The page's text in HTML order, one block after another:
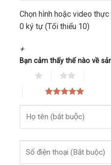
Chọn hình hoặc video thực
0 ký tự (Tối thiểu 10)
+
Bạn cảm thấy thế nào về